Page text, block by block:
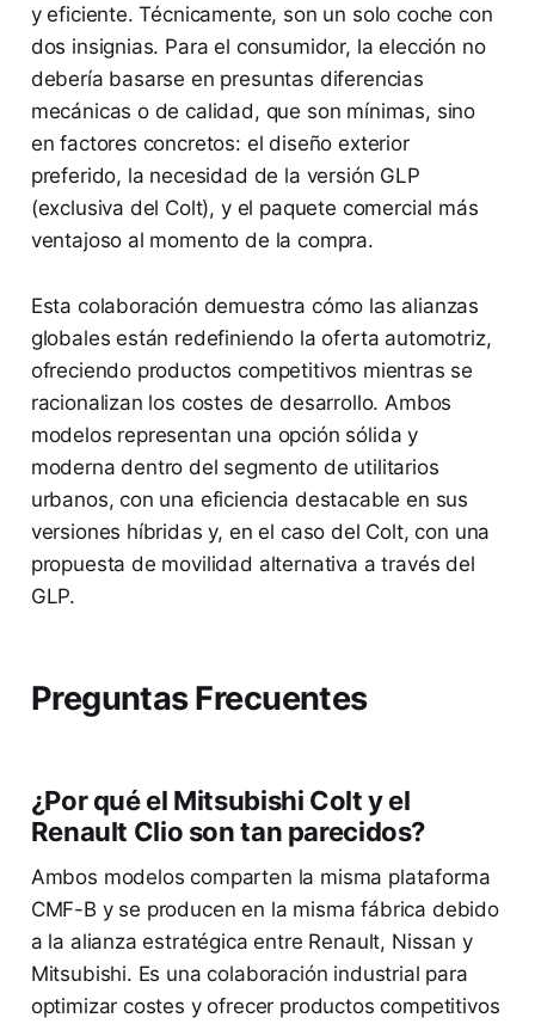
y eficiente. Técnicamente, son un solo coche con
dos insignias. Para el consumidor, la elección no
debería basarse en presuntas diferencias
mecánicas o de calidad, que son mínimas, sino
en factores concretos: el diseño exterior
preferido, la necesidad de la versión GLP
(exclusiva del Colt), y el paquete comercial más
ventajoso al momento de la compra.
Esta colaboración demuestra cómo las alianzas
globales están redefiniendo la oferta automotriz,
ofreciendo productos competitivos mientras se
racionalizan los costes de desarrollo. Ambos
modelos representan una opción sólida y
moderna dentro del segmento de utilitarios
urbanos, con una eficiencia destacable en sus
versiones híbridas y, en el caso del Colt, con una
propuesta de movilidad alternativa a través del
GLP.
Preguntas Frecuentes
¿Por qué el Mitsubishi Colt y el
Renault Clio son tan parecidos?
Ambos modelos comparten la misma plataforma
CMF-B y se producen en la misma fábrica debido
a la alianza estratégica entre Renault, Nissan y
Mitsubishi. Es una colaboración industrial para
optimizar costes y ofrecer productos competitivos